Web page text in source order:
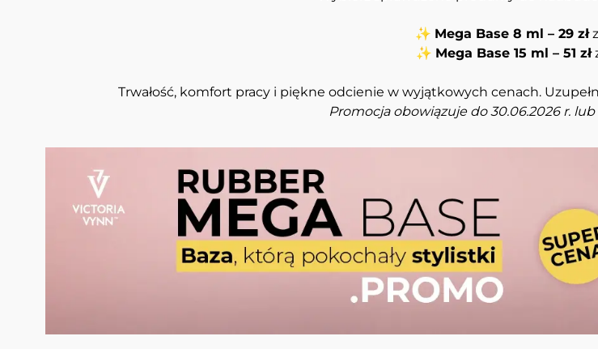
✨ Mega Base 8 ml – 29 zł
✨ Mega Base 15 ml – 51 zł
Trwałość, komfort pracy i piękne odcienie w wyjątkowych cenach.
Promocja obowiązuje do 30.06.2026 r.